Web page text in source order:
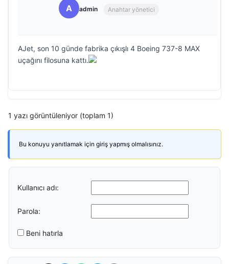
A admin Anahtar yönetici
AJet, son 10 günde fabrika çıkışlı 4 Boeing 737-8 MAX
uçağını filosuna kattı.
1 yazı görüntüleniyor (toplam 1)
Bu konuyu yanıtlamak için giriş yapmış olmalısınız.
Kullanıcı adı:
Parola:
Beni hatırla